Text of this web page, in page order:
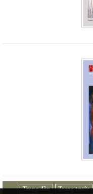
Trang đầu Trang trước